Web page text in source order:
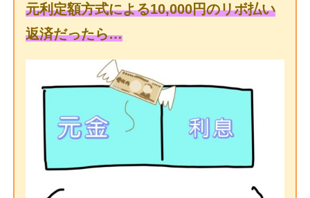
元利定額方式による10,000円のリボ払い
返済だったら…